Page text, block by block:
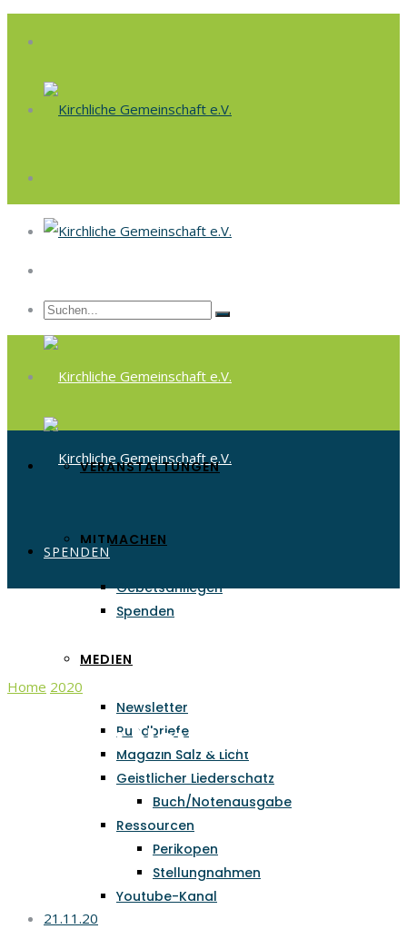
VERANSTALTUNGEN
MITMACHEN
Gebetsanliegen
Spenden
MEDIEN
Newsletter
Rundbriefe
Magazin Salz & Licht
Geistlicher Liederschatz
Buch/Notenausgabe
Ressourcen
Perikopen
Stellungnahmen
Youtube-Kanal
SPENDEN
Home 2020
Monat:November 2020
21.11.20